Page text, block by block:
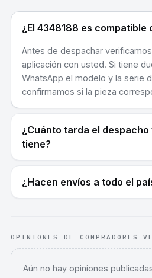
¿El 4348188 es compatible
Antes de despachar
aplicación con usted. Si tiene
WhatsApp el modelo y la serie
confirmamos si la pieza
¿Cuánto tarda el
tiene?
¿Hacen envíos a todo el
OPINIONES DE COMPRADORES
Aún no hay opiniones